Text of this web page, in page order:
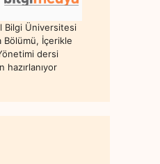
Bilgi Üniversitesi
Bölümü, İçerikle
dersi
hazırlanıyor